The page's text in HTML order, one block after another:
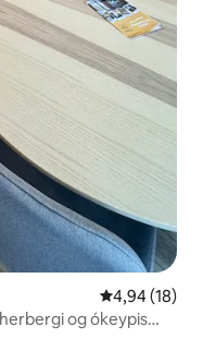
4,94 af 5 í
4,94 (18)
og ókeypis